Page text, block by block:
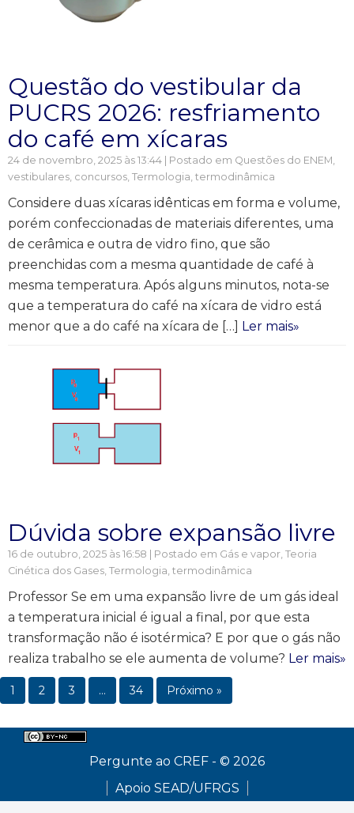
Questão do vestibular da
PUCRS 2026: resfriamento
do café em xícaras
24 de novembro, 2025 às 13:44 | Postado em Questões do ENEM,
vestibulares, concursos, Termologia, termodinâmica
Considere duas xícaras idênticas em forma e volume,
porém confeccionadas de materiais diferentes, uma
de cerâmica e outra de vidro fino, que são
preenchidas com a mesma quantidade de café à
mesma temperatura. Após alguns minutos, nota-se
que a temperatura do café na xícara de vidro está
menor que a do café na xícara de […] Ler mais»
Dúvida sobre expansão livre
16 de outubro, 2025 às 16:58 | Postado em Gás e vapor, Teoria
Cinética dos Gases, Termologia, termodinâmica
Professor Se em uma expansão livre de um gás ideal
a temperatura inicial é igual a final, por que esta
transformação não é isotérmica? E por que o gás não
realiza trabalho se ele aumenta de volume? Ler mais»
1 2 3 … 34 Próximo »
Pergunte ao CREF - © 2026
Apoio SEAD/UFRGS